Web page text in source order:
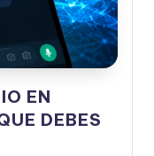
EN
DEBES